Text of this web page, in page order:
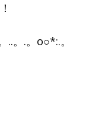
。.。o○*:.。